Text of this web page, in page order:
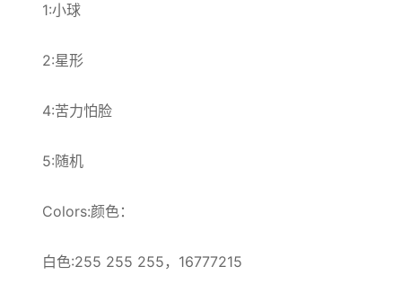
1:小球
2:星形
4:苦力怕脸
5:随机
Colors:颜色：
白色:255 255 255，16777215